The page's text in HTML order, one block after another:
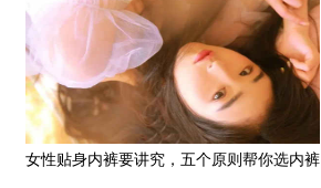
女性贴身内裤要讲究，五个原则帮你选内裤